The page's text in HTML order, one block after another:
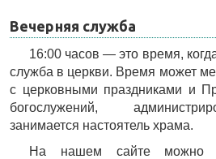
Вечерняя служба
16:00 часов — это время,
служба в церкви. Время может
с церковными праздниками и
богослужений,
занимается настоятель храма.
На нашем сайте можно